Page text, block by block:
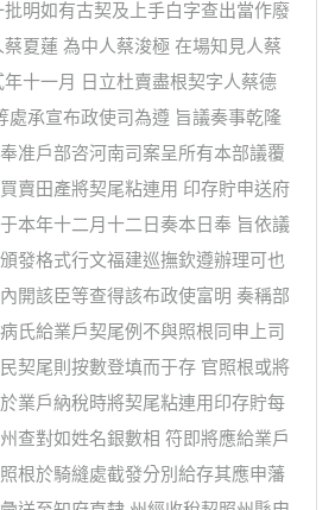
明如有古契及上手白字查出當作廢
夏蓮 為中人蔡浚極 在場知見人蔡
十一月 日立杜賣盡根契字人蔡德
處承宣布政使司為遵 旨議奏事乾隆
准戶部咨河南司案呈所有本部議覆
賣田產將契尾粘連用 印存貯申送府
本年十二月十二日奏本日奉 旨依議
發格式行文福建巡撫欽遵辦理可也
開該臣等查得該布政使富明 奏稱部
氏給業戶契尾例不與照根同申上司
契尾則按數登填而于存 官照根或將
業戶納稅時將契尾粘連用印存貯每
查對如姓名銀數相 符即將應給業戶
根於騎縫處截發分別給存其應申藩